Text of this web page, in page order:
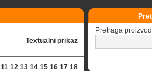
Textualni prikaz
11 12 13 14 15 16 17 18
Pretraga